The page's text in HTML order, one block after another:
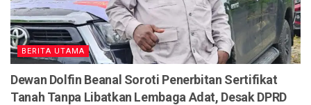
BERITA UTAMA
Dewan Dolfin Beanal Soroti Penerbitan Sertifikat
Tanah Tanpa Libatkan Lembaga Adat, Desak DPRD